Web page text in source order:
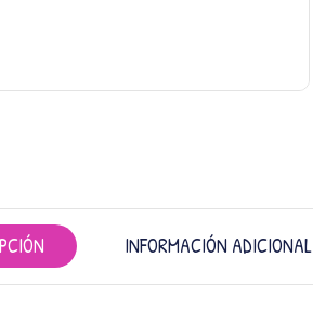
INFORMACIÓN ADICIONAL